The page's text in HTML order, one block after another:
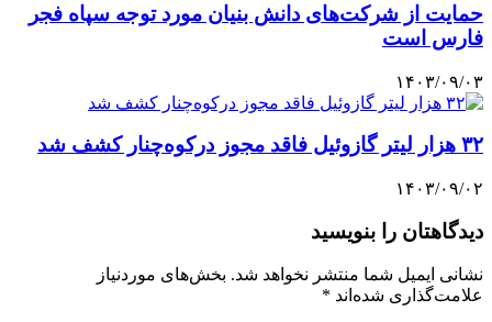
حمایت از شرکت‌های دانش بنیان مورد توجه سپاه فجر
فارس است
۱۴۰۳/۰۹/۰۳
۳۲ هزار لیتر گازوئیل فاقد مجوز درکوه‌چنار کشف شد
۱۴۰۳/۰۹/۰۲
دیدگاهتان را بنویسید
نشانی ایمیل شما منتشر نخواهد شد. بخش‌های موردنیاز
علامت‌گذاری شده‌اند *